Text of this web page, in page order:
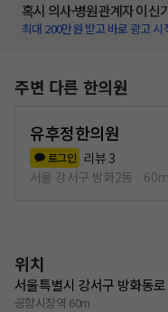
혹시 의사·병원관계자 이신
최대 200만원 받고 바로 광고
주변 다른 한의원
유후정한의원
로그인 리뷰 3
서울 강서구 방화2동
60m
위치
서울특별시 강서구 방화동
공항시장역 60m